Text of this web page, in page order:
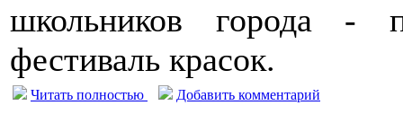
школьников города -
фестиваль красок.
Читать полностью Добавить комментарий